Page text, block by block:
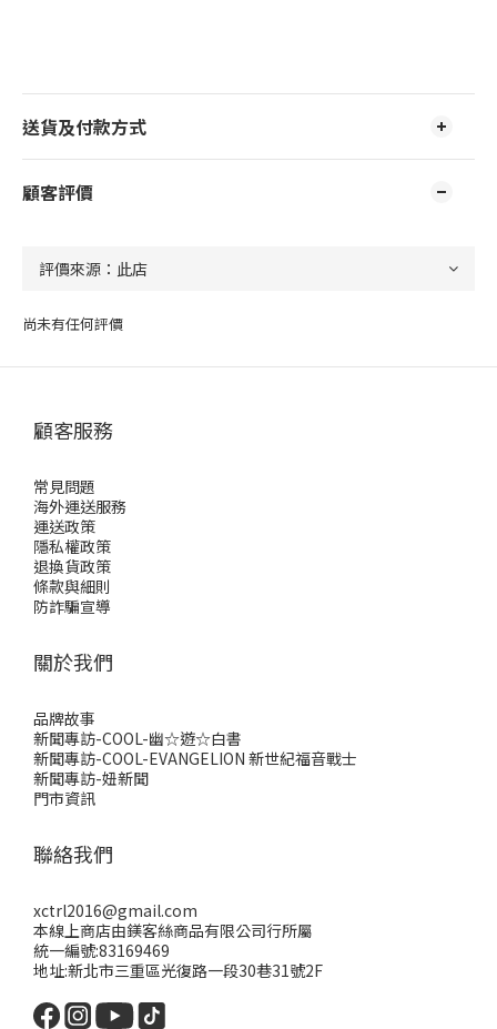
送貨及付款方式
顧客評價
尚未有任何評價
顧客服務
常見問題
海外運送服務
運送政策
隱私權政策
退換貨政策
條款與細則
防詐騙宣導
關於我們
品牌故事
新聞專訪-COOL-幽☆遊☆白書
新聞專訪-COOL-EVANGELION 新世紀福音戰士
新聞專訪-妞新聞
門市資訊
聯絡我們
xctrl2016@gmail.com
本線上商店由鎂客絲商品有限公司行所屬
統一編號:83169469
地址:新北市三重區光復路一段30巷31號2F